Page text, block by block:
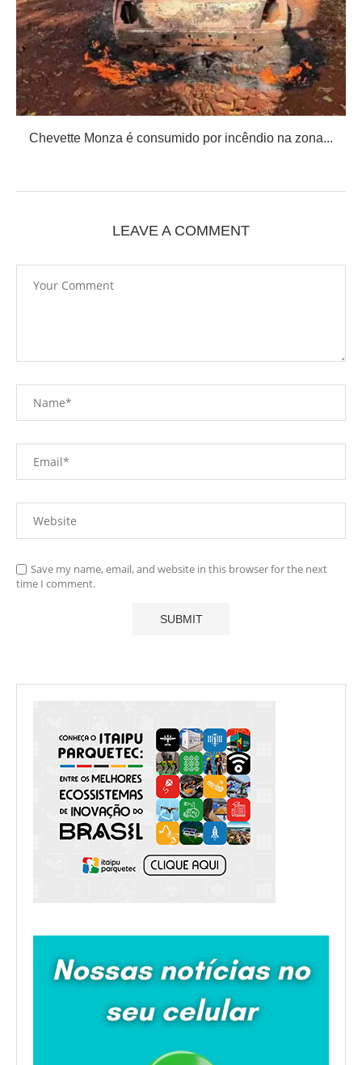
Chevette Monza é consumido por incêndio na zona...
LEAVE A COMMENT
Save my name, email, and website in this browser for the next
time I comment.